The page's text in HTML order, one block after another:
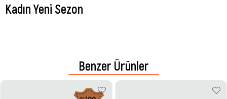
Kadın Yeni Sezon
Benzer Ürünler